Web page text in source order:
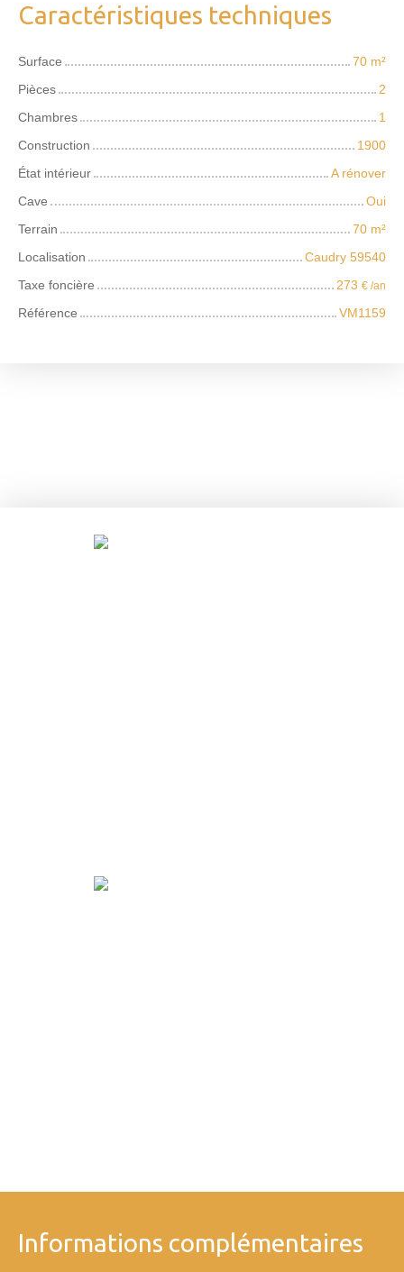
Caractéristiques techniques
Surface 70 m²
Pièces
2
Chambres
1
Construction
1900
État intérieur
A rénover
Cave
Oui
Terrain
70 m²
Localisation
Caudry 59540
Taxe foncière
273 € /an
Référence VM1159
Informations complémentaires